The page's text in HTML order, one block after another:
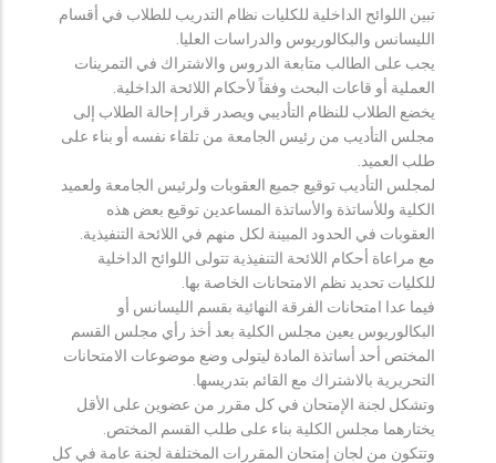
تبين اللوائح الداخلية للكليات نظام التدريب للطلاب في أقسام
الليسانس والبكالوريوس والدراسات العليا.
يجب على الطالب متابعة الدروس والاشتراك في التمرينات
العملية أو قاعات البحث وفقاً لأحكام اللائحة الداخلية.
يخضع الطلاب للنظام التأديبي ويصدر قرار إحالة الطلاب إلى
مجلس التأديب من رئيس الجامعة من تلقاء نفسه أو بناء على
طلب العميد.
لمجلس التأديب توقيع جميع العقوبات ولرئيس الجامعة ولعميد
الكلية وللأساتذة والأساتذة المساعدين توقيع بعض هذه
العقوبات في الحدود المبينة لكل منهم في اللائحة التنفيذية.
مع مراعاة أحكام اللائحة التنفيذية تتولى اللوائح الداخلية
للكليات تحديد نظم الامتحانات الخاصة بها.
فيما عدا امتحانات الفرقة النهائية بقسم الليسانس أو
البكالوريوس يعين مجلس الكلية بعد أخذ رأي مجلس القسم
المختص أحد أساتذة المادة ليتولى وضع موضوعات الامتحانات
التحريرية بالاشتراك مع القائم بتدريسها.
وتشكل لجنة الإمتحان في كل مقرر من عضوين على الأقل
يختارهما مجلس الكلية بناء على طلب القسم المختص.
وتتكون من لجان إمتحان المقررات المختلفة لجنة عامة في كل